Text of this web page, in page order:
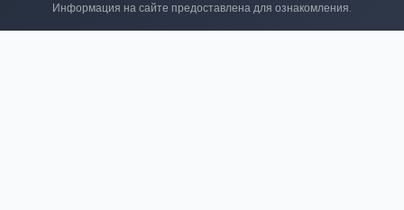
Информация на сайте предоставлена для ознакомления.